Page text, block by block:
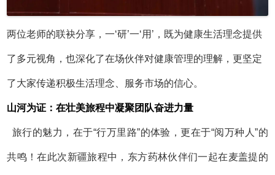
两位老师的联袂分享，一‘研’一‘用’，既为健康生活理念提供
了多元视角，也深化了在场伙伴对健康管理的理解，更坚定
了大家传递积极生活理念、服务市场的信心。
山河为证：在壮美旅程中凝聚团队奋进力量
旅行的魅力，在于“行万里路”的体验，更在于“阅万种人”的
共鸣！在此次新疆旅程中，东方药林伙伴们一起在麦盖提的